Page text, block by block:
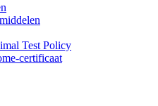
Test Policy
certificaat